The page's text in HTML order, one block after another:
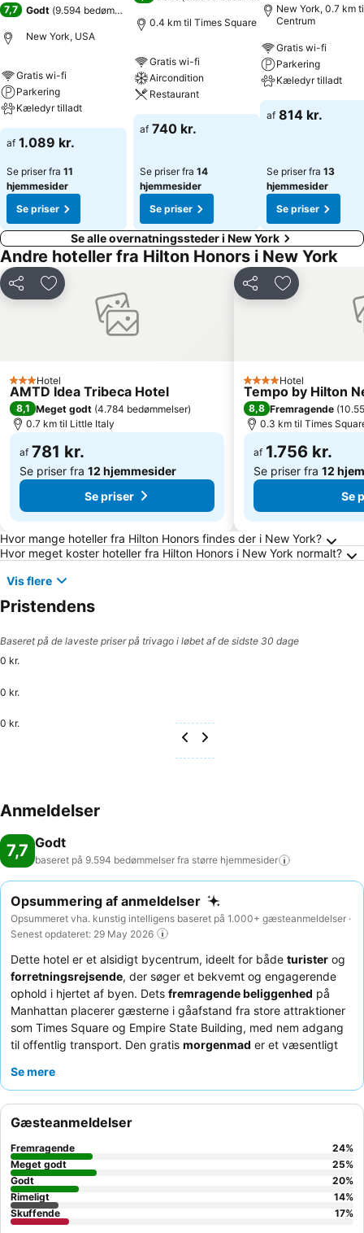
7,7 Godt (9.594 bedømmelser
New York, USA
Gratis wi-fi
Parkering
Kæledyr tilladt
af 1.089 kr.
Se priser fra 11
hjemmesider
Se priser
0.4 km til Times Square
Gratis wi-fi
Aircondition
Restaurant
af 740 kr.
Se priser fra 14
hjemmesider
Se priser
New York, 0.7 km
Centrum
Gratis wi-fi
Parkering
Kæledyr tilladt
af 814 kr.
Se priser fra 13
hjemmesider
Se priser
Se alle overnatningssteder i New York
Andre hoteller fra Hilton Honors i New York
Del Føj til favoritter
3 Stjerner
Hotel
AMTD Idea Tribeca Hotel
8,1 Meget godt (4.784 bedømmelser)
0.7 km til Little Italy
af 781 kr.
Se priser fra 12 hjemmesider
Se priser
Del Føj til
4 Stjerner
Hotel
Tempo by Hilton
8,8 Fremragende (
0.3 km til Times
af 1.756 kr.
Se priser fra 12
Se
Ofte stillede spørgsmål om New York
Hvor mange hoteller fra Hilton Honors findes der i New York?
Hvor meget koster hoteller fra Hilton Honors i New York normalt?
Vis flere
Pristendens
Baseret på de laveste priser på trivago i løbet af de sidste 30 dage
0 kr.
0 kr.
0 kr.
Anmeldelser
7,7 Godt
baseret på 9.594 bedømmelser fra større hjemmesider
Opsummering af anmeldelser
Opsummeret vha. kunstig intelligens baseret på 1.000+ gæsteanmeldelser ·
Senest opdateret: 29 May 2026
Dette hotel er et alsidigt bycentrum, ideelt for både turister og
forretningsrejsende, der søger et bekvemt og engagerende
ophold i hjertet af byen. Dets fremragende beliggenhed på
Manhattan placerer gæsterne i gåafstand fra store attraktioner
som Times Square og Empire State Building, med nem adgang
til offentlig transport. Den gratis morgenmad er et væsentligt
starte dagen. Gæsterne roser konsekvent det
mere rummelige værelser, overvej at anmode om et værelse på
enhøjere etage
Se mere
Gæsteanmeldelser
Fremragende 24%
Meget godt
25%
Godt
20%
Rimeligt
14%
Skuffende
17%